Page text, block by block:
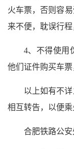
火车票，否则容
来不便，耽误行程
4、不得使用
他们证件购买车票
以上如有不
相互转告，以便乘
合肥铁路公安